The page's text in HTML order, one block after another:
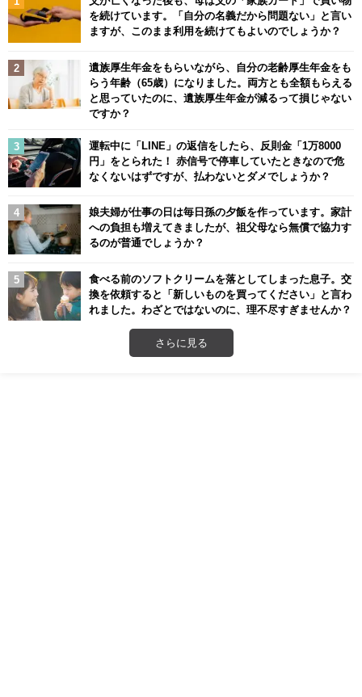
を続けています。「自分の名義だから問題ない」と言い
ますが、このまま利用を続けてもよいのでしょうか？
遺族厚生年金をもらいながら、自分の老齢厚生年金をも
らう年齢（65歳）になりました。両方とも全額もらえる
と思っていたのに、遺族厚生年金が減るって損じゃない
ですか？
運転中に「LINE」の返信をしたら、反則金「1万8000
円」をとられた！ 赤信号で停車していたときなので危
なくないはずですが、払わないとダメでしょうか？
娘夫婦が仕事の日は毎日孫の夕飯を作っています。家計
への負担も増えてきましたが、祖父母なら無償で協力す
るのが普通でしょうか？
食べる前のソフトクリームを落としてしまった息子。交
換を依頼すると「新しいものを買ってください」と言わ
れました。わざとではないのに、理不尽すぎませんか？
さらに見る